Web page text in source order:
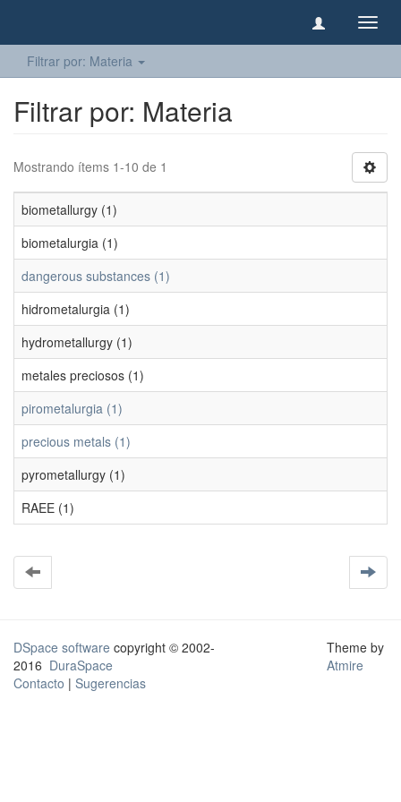
Filtrar por: Materia
Filtrar por: Materia
Mostrando ítems 1-10 de 1
biometallurgy (1)
biometalurgia (1)
dangerous substances (1)
hidrometalurgia (1)
hydrometallurgy (1)
metales preciosos (1)
pirometalurgia (1)
precious metals (1)
pyrometallurgy (1)
RAEE (1)
DSpace software copyright © 2002-
2016 DuraSpace
Contacto | Sugerencias
Theme by
Atmire